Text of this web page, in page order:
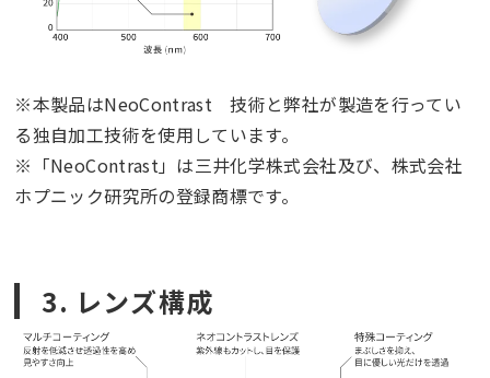
※本製品はNeoContrast 技術と弊社が製造を行ってい
る独自加工技術を使用しています。
※「NeoContrast」は三井化学株式会社及び、株式会社
ホプニック研究所の登録商標です。
3. レンズ構成